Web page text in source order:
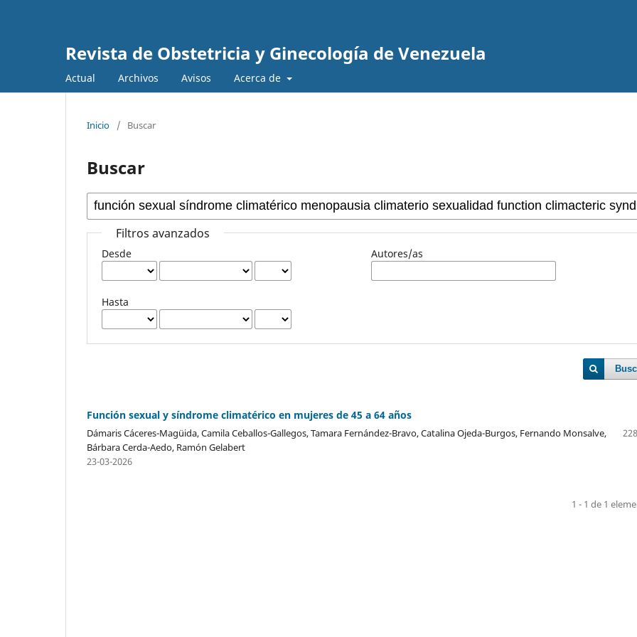
Revista de Obstetricia y Ginecología de Venezuela
Actual Archivos Avisos Acerca de
Inicio / Buscar
Buscar
Filtros avanzados
Desde
Hasta
Autores/as
Función sexual y síndrome climatérico en mujeres de 45 a 64 años
Dámaris Cáceres-Magüida, Camila Ceballos-Gallegos, Tamara Fernández-Bravo, Catalina Ojeda-Burgos, Fernando Monsalve,
Bárbara Cerda-Aedo, Ramón Gelabert
23-03-2026
1 - 1 de 1